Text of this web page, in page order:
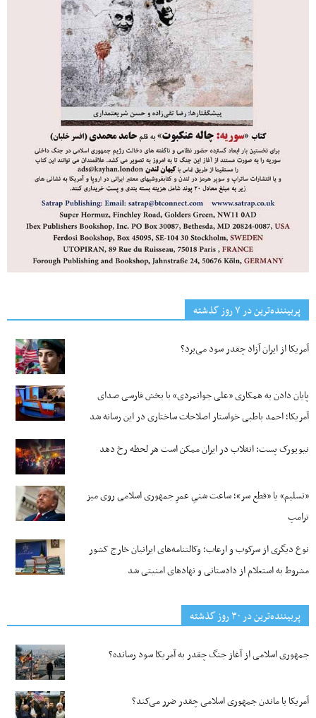
پربیننده‌ترین‌ در ۷ روز گذشته
آمریکا از ایران آزاد چقدر سود می‌برد؟
پایان دادن به همکاری «علی جوانمردی» با بخش فارسی صدای
آمریکا؛ احمد باطبی خواستار اصلاحات ساختاری در این رسانه شد
نیویورک پست: انقلاب در ایران ممکن است هر لحظه رخ دهد
«تسلیم» یا «قطع سر»؛ ساعت شنیِ عمرِ جمهوری اسلامی روی میز
ترامپ
نوع دیگری از سرکوب و ارعاب؛ وکالتنامه‌های ایرانیان خارج کشور
مشروط به استعلام از دادستانی و نهادهای امنیتی شد
پربیننده‌ترین‌ در ۳۰ روز گذشته
جمهوری اسلامی از آغاز جنگ چقدر به آمریکا سود رسانده؟
آمریکا با ماندن جمهوری اسلامی چقدر ضرر می‌کند؟